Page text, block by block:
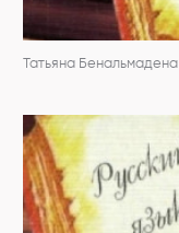
Татьяна Бенальмадена